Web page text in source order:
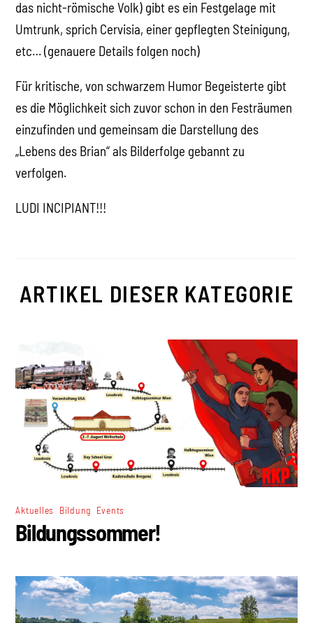
das nicht-römische Volk) gibt es ein Festgelage mit
Umtrunk, sprich Cervisia, einer gepflegten Steinigung,
etc… (genauere Details folgen noch)
Für kritische, von schwarzem Humor Begeisterte gibt
es die Möglichkeit sich zuvor schon in den Festräumen
einzufinden und gemeinsam die Darstellung des
„Lebens des Brian“ als Bilderfolge gebannt zu
verfolgen.
LUDI INCIPIANT!!!
ARTIKEL DIESER KATEGORIE
Aktuelles Bildung Events
Bildungssommer!